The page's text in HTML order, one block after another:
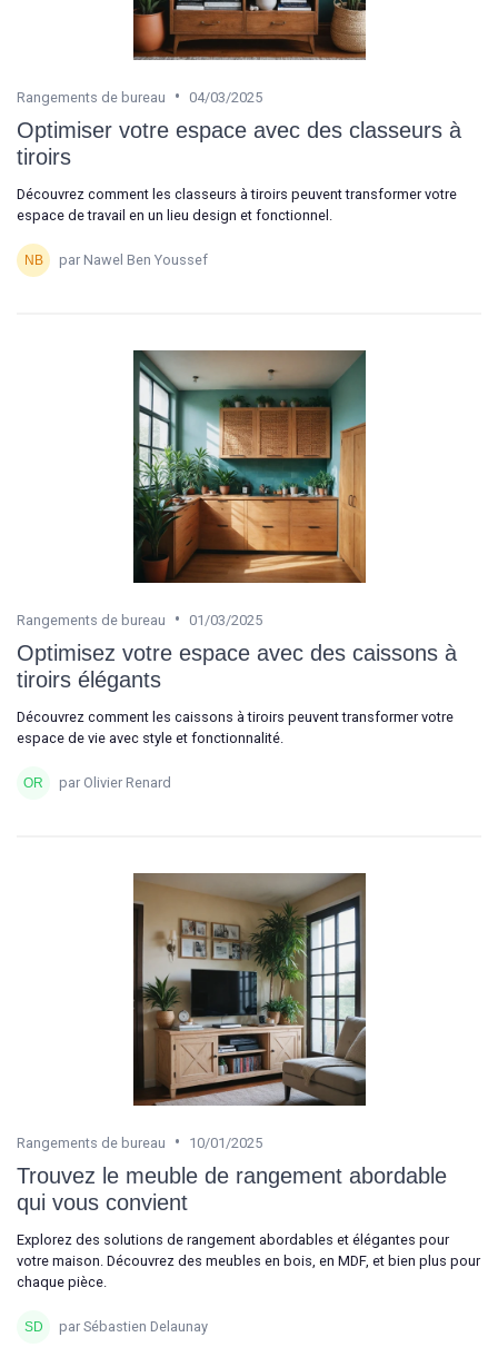
Rangements de bureau • 04/03/2025
Optimiser votre espace avec des classeurs à
tiroirs
Découvrez comment les classeurs à tiroirs peuvent transformer votre
espace de travail en un lieu design et fonctionnel.
par Nawel Ben Youssef
Rangements de bureau • 01/03/2025
Optimisez votre espace avec des caissons à
tiroirs élégants
Découvrez comment les caissons à tiroirs peuvent transformer votre
espace de vie avec style et fonctionnalité.
par Olivier Renard
Rangements de bureau • 10/01/2025
Trouvez le meuble de rangement abordable
qui vous convient
Explorez des solutions de rangement abordables et élégantes pour
votre maison. Découvrez des meubles en bois, en MDF, et bien plus pour
chaque pièce.
par Sébastien Delaunay